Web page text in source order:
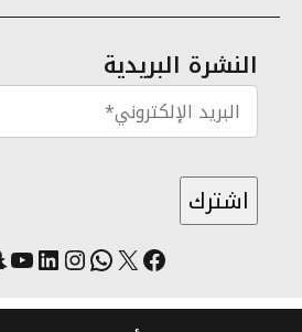
النشرة البريدية
فيسبوك
X واتساب
لينكد إن